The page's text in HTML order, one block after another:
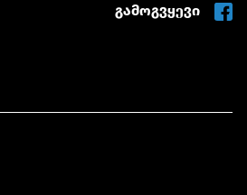
გამოგვყევი